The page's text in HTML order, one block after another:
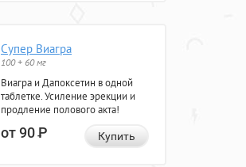
Супер Виагра
100 + 60 мг
Виагра и Дапоксетин в одной
таблетке. Усиление эрекции и
продление полового акта!
от 90Р Купить